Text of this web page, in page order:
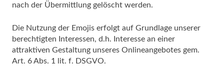
nach der Übermittlung gelöscht werden.
Die Nutzung der Emojis erfolgt auf Grundlage unserer
berechtigten Interessen, d.h. Interesse an einer
attraktiven Gestaltung unseres Onlineangebotes gem.
Art. 6 Abs. 1 lit. f. DSGVO.